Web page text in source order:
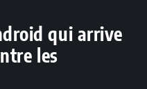
qui arrive
les